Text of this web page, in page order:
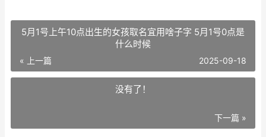
5月1号上午10点出生的女孩取名宜用啥子字 5月1号0点是
什么时候
« 上一篇 2025-09-18
没有了！
下一篇 »